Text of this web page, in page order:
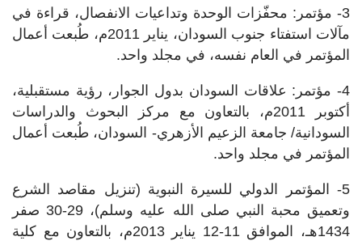
3- مؤتمر: محفّزات الوحدة وتداعيات الانفصال، قراءة في
مآلات استفتاء جنوب السودان، يناير 2011م، طُبعت أعمال
المؤتمر في العام نفسه، في مجلد واحد.
4- مؤتمر: علاقات السودان بدول الجوار، رؤية مستقبلية،
أكتوبر 2011م، بالتعاون مع مركز البحوث والدراسات
السودانية/ جامعة الزعيم الأزهري- السودان، طُبعت أعمال
المؤتمر في مجلد واحد.
5- المؤتمر الدولي للسيرة النبوية (تنزيل مقاصد الشرع
وتعميق محبة النبي صلى الله عليه وسلم)، 29-30 صفر
1434هـ، الموافق 11-12 يناير 2013م، بالتعاون مع كلية